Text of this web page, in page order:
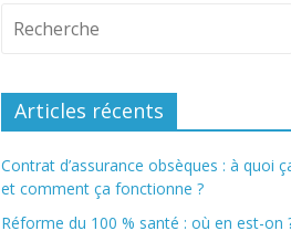
Articles récents
Contrat d’assurance obsèques : à quoi
et comment ça fonctionne ?
Réforme du 100 % santé : où en est-on